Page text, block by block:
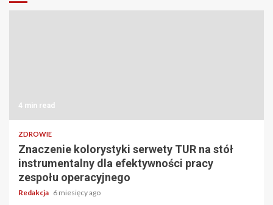
4 min read
ZDROWIE
Znaczenie kolorystyki serwety TUR na stół
instrumentalny dla efektywności pracy
zespołu operacyjnego
Redakcja 6 miesięcy ago